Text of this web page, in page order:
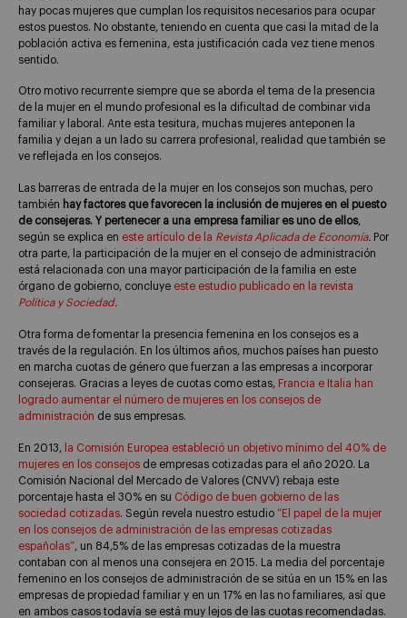
hay pocas mujeres que cumplan los requisitos necesarios para ocupar
estos puestos. No obstante, teniendo en cuenta que casi la mitad de la
población activa es femenina, esta justificación cada vez tiene menos
sentido.
Otro motivo recurrente siempre que se aborda el tema de la presencia
de la mujer en el mundo profesional es la dificultad de combinar vida
familiar y laboral. Ante esta tesitura, muchas mujeres anteponen la
familia y dejan a un lado su carrera profesional, realidad que también se
ve reflejada en los consejos.
Las barreras de entrada de la mujer en los consejos son muchas, pero
también hay factores que favorecen la inclusión de mujeres en el puesto
de consejeras. Y pertenecer a una empresa familiar es uno de ellos,
según se explica en este artículo de la Revista Aplicada de Economía. Por
otra parte, la participación de la mujer en el consejo de administración
está relacionada con una mayor participación de la familia en este
órgano de gobierno, concluye este estudio publicado en la revista
Política y Sociedad.
Otra forma de fomentar la presencia femenina en los consejos es a
través de la regulación. En los últimos años, muchos países han puesto
en marcha cuotas de género que fuerzan a las empresas a incorporar
consejeras. Gracias a leyes de cuotas como estas, Francia e Italia han
logrado aumentar el número de mujeres en los consejos de
administración de sus empresas.
En 2013,
la Comisión Europea estableció un objetivo mínimo del 40% de
mujeres en los consejos de empresas cotizadas para el año 2020. La
Comisión Nacional del Mercado de Valores (CNVV) rebaja este
porcentaje hasta el 30% en su Código de buen gobierno de las
sociedad cotizadas. Según revela nuestro estudio “El papel de la mujer
en los consejos de administración de las empresas cotizadas
españolas”, un 84,5% de las empresas cotizadas de la muestra
contaban con al menos una consejera en 2015. La media del porcentaje
femenino en los consejos de administración de se sitúa en un 15% en las
empresas de propiedad familiar y en un 17% en las no familiares, así que
en ambos casos todavía se está muy lejos de las cuotas recomendadas.